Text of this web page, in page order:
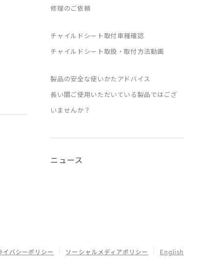
修理のご依頼
チャイルドシート取付車種確認
チャイルドシート取扱・取付方法動画
製品の安全な使いかたアドバイス
長い間ご使用いただいている製品ではござ
いませんか？
ニュース
イバシーポリシー ソーシャルメディアポリシー English